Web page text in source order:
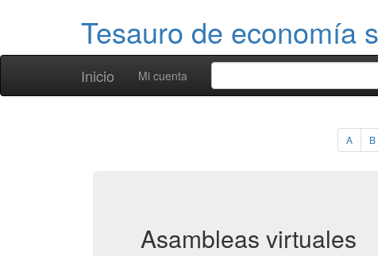
Tesauro de economía
Inicio Mi cuenta
A B
Asambleas virtuales